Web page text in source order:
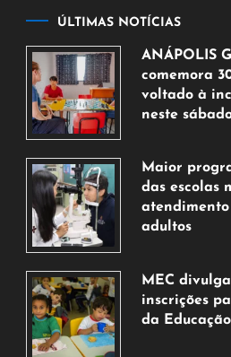
ÚLTIMAS NOTÍCIAS
ANÁPOLIS
comemora
voltado à
neste
de
agosto
de
2026
Maior
das escolas
adultos
de
agosto
de
MEC
inscrições
da